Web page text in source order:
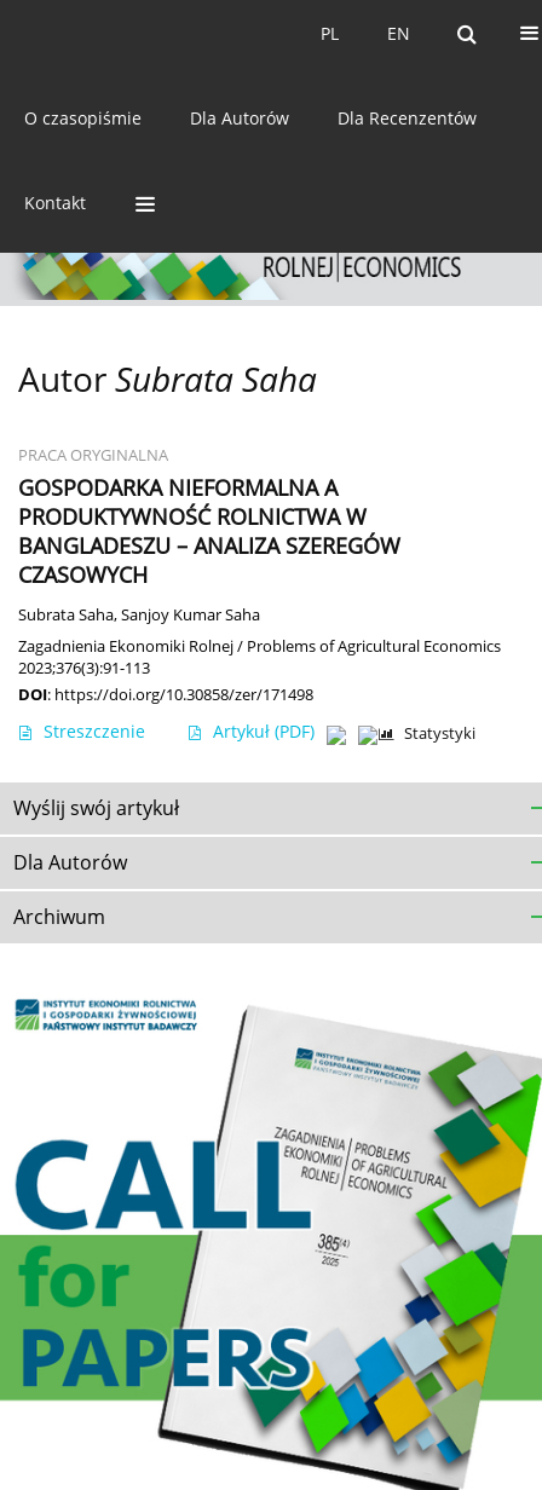
EN
PL EN
PL
O czasopiśmie Dla Autorów Dla Recenzentów
Kontakt
ISSN: 0044-1600
AutorSubrata Saha
PRACA ORYGINALNA
GOSPODARKA NIEFORMALNA A
PRODUKTYWNOŚĆ ROLNICTWA W
BANGLADESZU – ANALIZA SZEREGÓW
CZASOWYCH
Subrata Saha,Sanjoy Kumar Saha
Zagadnienia Ekonomiki Rolnej / Problems of Agricultural Economics
2023;376(3):91-113
DOI: https://doi.org/10.30858/zer/171498
Streszczenie Artykuł (PDF) Statystyki
Wyślij swój artykuł
Dla Autorów
Archiwum